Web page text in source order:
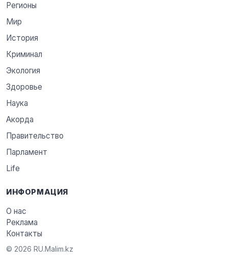
Регионы
Мир
История
Криминал
Экология
Здоровье
Наука
Акорда
Правительство
Парламент
Life
ИНФОРМАЦИЯ
О нас
Реклама
Контакты
© 2026 RU.Malim.kz